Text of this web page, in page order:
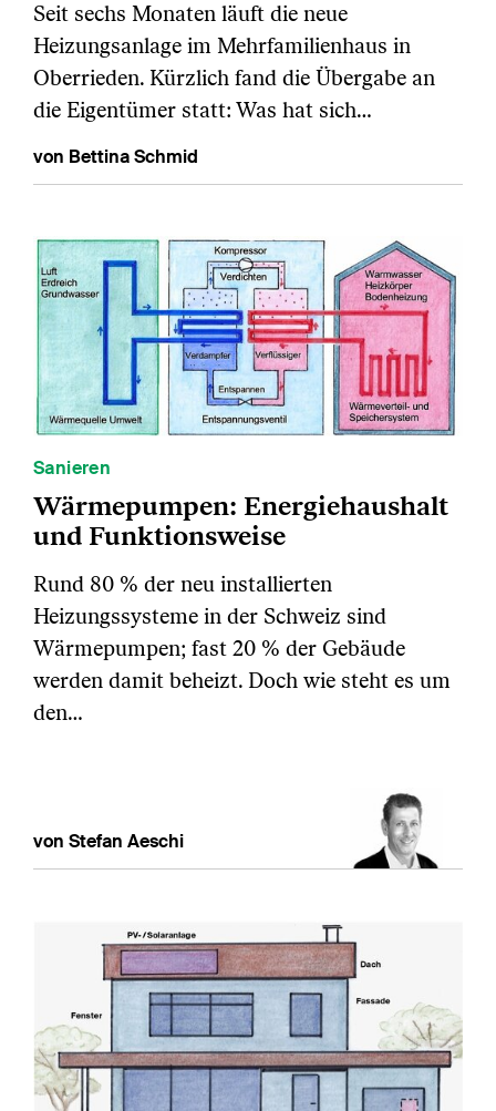
Seit sechs Monaten läuft die neue
Heizungsanlage im Mehrfamilienhaus in
Oberrieden. Kürzlich fand die Übergabe an
die Eigentümer statt: Was hat sich…
von Bettina Schmid
Sanieren
Wärmepumpen: Energiehaushalt
und Funktionsweise
Rund 80 % der neu installierten
Heizungssysteme in der Schweiz sind
Wärmepumpen; fast 20 % der Gebäude
werden damit beheizt. Doch wie steht es um
den…
von Stefan Aeschi